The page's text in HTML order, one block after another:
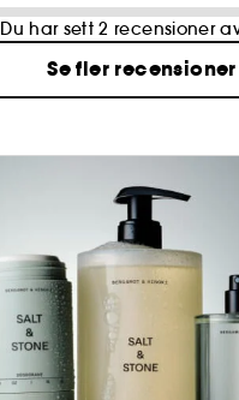
Du har sett 2 recensioner
Se fler recensioner